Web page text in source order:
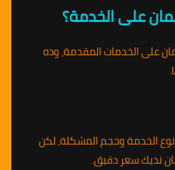
على الخدمة؟
على الخدمات المقدمة، وده
الخدمة وحجم المشكلة، لكن
نديك سعر دقيق.